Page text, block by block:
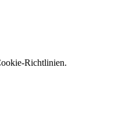
Richtlinien.